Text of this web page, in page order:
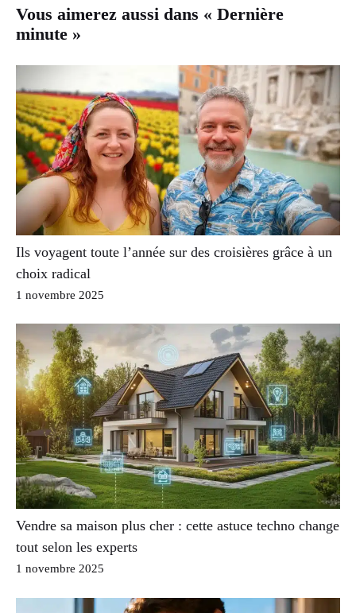
Vous aimerez aussi dans « Dernière
minute »
Ils voyagent toute l’année sur des croisières grâce à un
choix radical
1 novembre 2025
Vendre sa maison plus cher : cette astuce techno change
tout selon les experts
1 novembre 2025